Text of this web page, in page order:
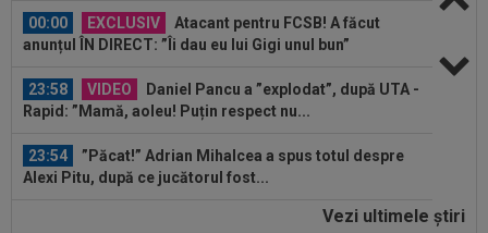
23:58 VIDEO
Daniel Pancu a ”explodat”, după UTA -
Rapid: ”Mamă, aoleu! Puțin respect nu...
23:54
”Păcat!” Adrian Mihalcea a spus totul despre
Alexi Pitu, după ce jucătorul fost...
23:42 EXCLUSIV
2 la 1: au dat verdictul la cea mai
controversată fază din UTA - Rapid...
Rapid a dat lovitura! VictorVezi ultimele ştiri